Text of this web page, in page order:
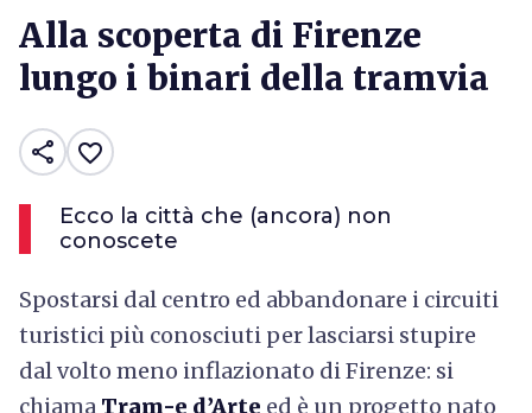
Alla scoperta di Firenze
lungo i binari della tramvia
share favorite_border
Ecco la città che (ancora) non
conoscete
Spostarsi dal centro ed abbandonare i circuiti
turistici più conosciuti per lasciarsi stupire
dal volto meno inflazionato di Firenze: si
chiama Tram-e d’Arte ed è un progetto nato